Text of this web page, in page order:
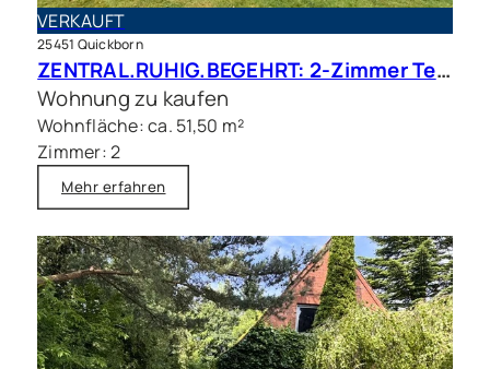
VERKAUFT
25451 Quickborn
ZENTRAL.RUHIG.BEGEHRT: 2-Zimmer Terrassenwohnung in beliebter Wohnlage
Wohnung zu kaufen
Wohnfläche: ca. 51,50 m²
Zimmer: 2
Mehr erfahren